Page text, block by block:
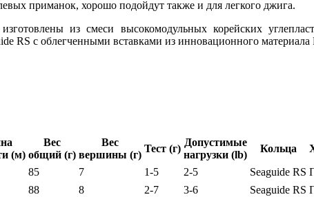
приманок, хорошо подойдут также и для легкого джига.
из смеси высокомодульных корейских
RS с облегченными вставками из инновационного материала
(м)
Вес
общий (г)
Вес
вершины (г)
Тест (г)
Допустимые
нагрузки (lb)
Кольца
85 7 1-5 2-5 Seaguide RS
88 8 2-7 3-6 Seaguide RS